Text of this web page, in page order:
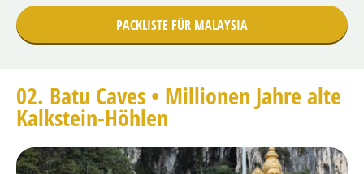
PACKLISTE FÜR MALAYSIA
02. Batu Caves • Millionen Jahre alte
Kalkstein-Höhlen